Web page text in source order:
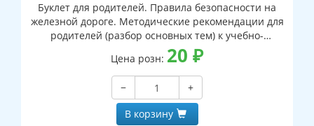
Буклет для родителей. Правила безопасности на
железной дороге. Методические рекомендации для
родителей (разбор основных тем) к учебно-
методическому пособию "Правила безопасности на
железной дороге."
Цена розн: 20 ₽
−
+
В корзину